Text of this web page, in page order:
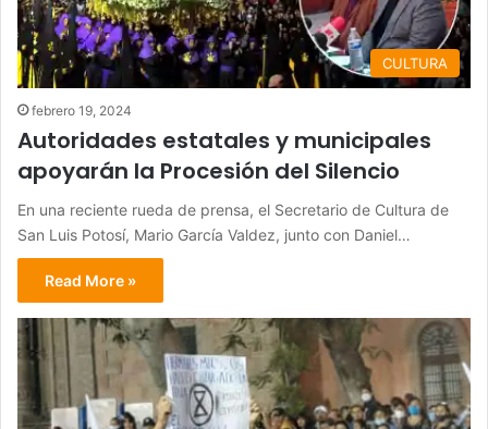
CULTURA
febrero 19, 2024
Autoridades estatales y municipales
apoyarán la Procesión del Silencio
En una reciente rueda de prensa, el Secretario de Cultura de
San Luis Potosí, Mario García Valdez, junto con Daniel…
Read More »